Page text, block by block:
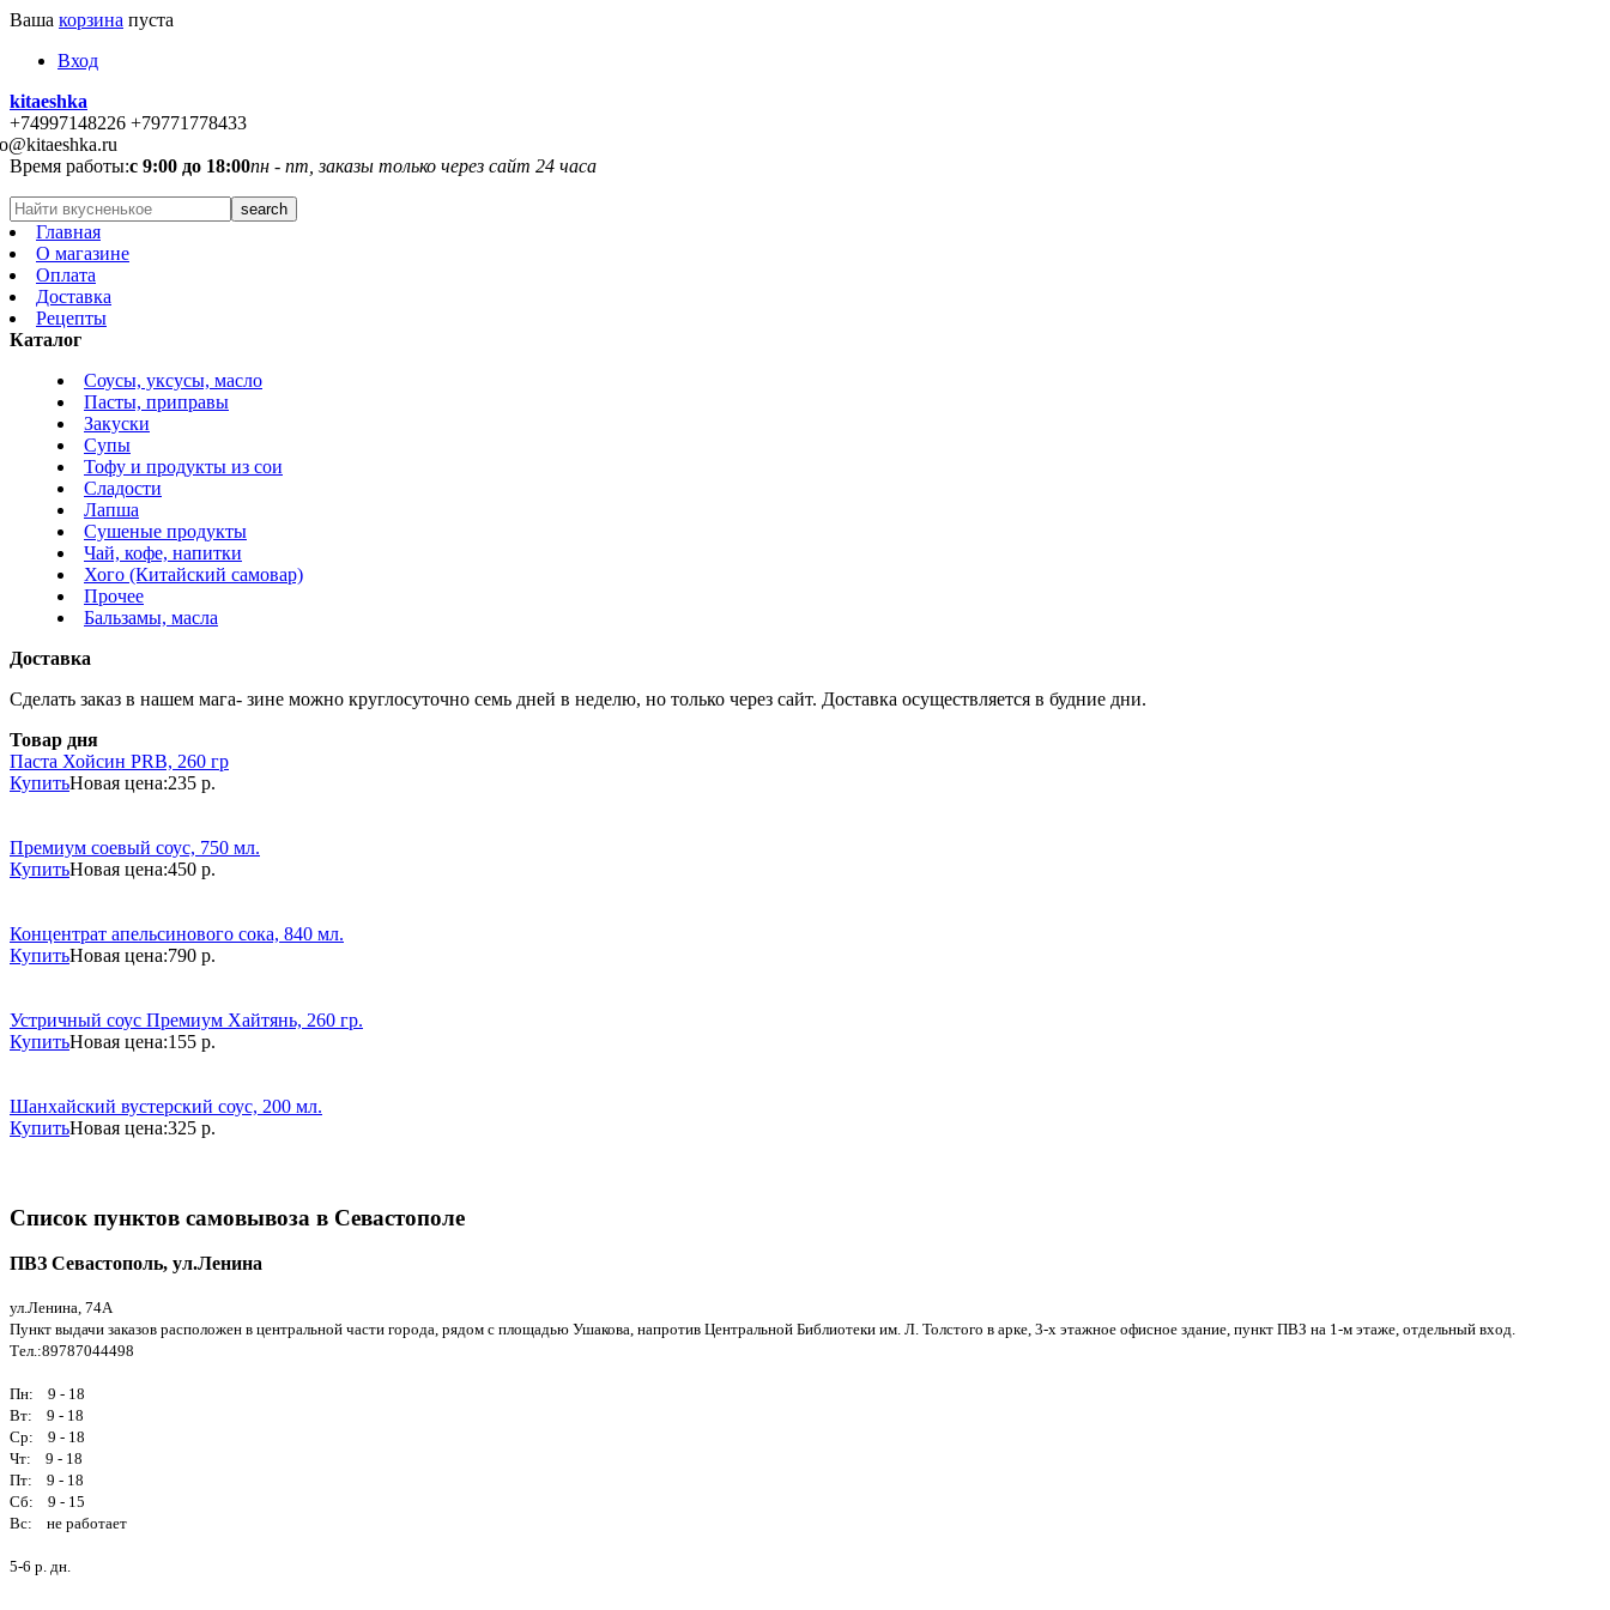
Ваша корзина пуста
Вход
kitaeshka
+74997148226 +79771778433
Время работы:с 9:00 до 18:00пн - пт, заказы только через сайт 24 часа
Главная
О магазине
Оплата
Доставка
Рецепты
Каталог
Соусы, уксусы, масло
Пасты, приправы
Закуски
Супы
Тофу и продукты из сои
Сладости
Лапша
Сушеные продукты
Чай, кофе, напитки
Хого (Китайский самовар)
Прочее
Бальзамы, масла
Доставка
Сделать заказ в нашем мага- зине можно круглосуточно семь дней в неделю, но только через сайт. Доставка осуществляется в будние дни.
Товар дня
Паста Хойсин PRB, 260 гр
КупитьНовая цена:235 р.
Премиум соевый соус, 750 мл.
КупитьНовая цена:450 р.
Концентрат апельсинового сока, 840 мл.
КупитьНовая цена:790 р.
Устричный соус Премиум Хайтянь, 260 гр.
КупитьНовая цена:155 р.
Шанхайский вустерский соус, 200 мл.
КупитьНовая цена:325 р.
Список пунктов самовывоза в Севастополе
ПВЗ Севастополь, ул.Ленина
ул.Ленина, 74А
Пункт выдачи заказов расположен в центральной части города, рядом с площадью Ушакова, напротив Центральной Библиотеки им. Л. Толстого в арке, 3-х этажное офисное здание, пункт ПВЗ на 1-м этаже, отдельный вход.
Тел.:89787044498
Пн: 9 - 18
Вт: 9 - 18
Ср: 9 - 18
Чт: 9 - 18
Пт: 9 - 18
Сб: 9 - 15
Вс: не работает
5-6 р. дн.